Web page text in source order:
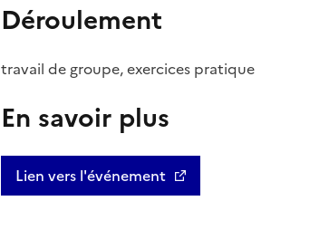
Déroulement
travail de groupe, exercices pratique
En savoir plus
Lien vers l'événement